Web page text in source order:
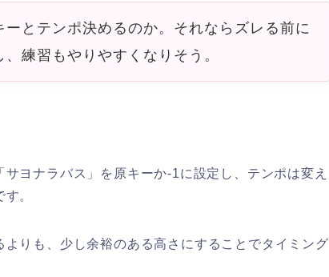
ーとテンポ決めるのか。それならズレる前に
練習もやりやすくなりそう。
ヨナラバス」を原キーか-1に設定し、テンポは変え
。
りも、少し余裕のある高さにすることでタイミング